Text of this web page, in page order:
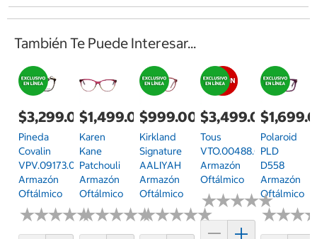
También Te Puede Interesar...
$3,299.00
Pineda
Covalin
VPV.09173.0GRN.54
Armazón
Oftálmico
★★★★★
★★★★★
$1,499.00
Karen
Kane
Patchouli
Armazón
Oftálmico
★★★★★
★★★★★
$999.00
Kirkland
Signature
AALIYAH
Armazón
Oftálmico
★★★★★
★★★★★
$3,499.00
Tous
VTO.00488.02BV.50
Armazón
Oftálmico
★★★★★
★★★★★
Polaroid
PLD
D558
Armazón
Oftálmico
★★★
★★★